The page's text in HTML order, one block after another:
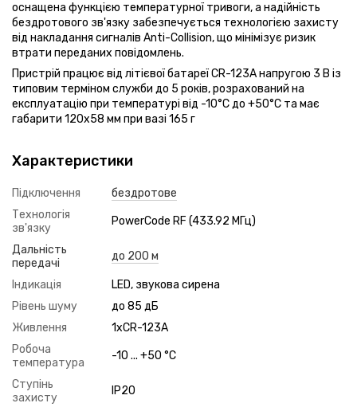
оснащена функцією температурної тривоги, а надійність
бездротового зв'язку забезпечується технологією захисту
від накладання сигналів Anti-Collision, що мінімізує ризик
втрати переданих повідомлень.
Пристрій працює від літієвої батареї CR-123A напругою 3 В із
типовим терміном служби до 5 років, розрахований на
експлуатацію при температурі від -10°C до +50°C та має
габарити 120x58 мм при вазі 165 г
Характеристики
Підключення
бездротове
Технологія
зв'язку
PowerCode RF (433.92 МГц)
Дальність
передачі
до 200 м
Індикація
LED, звукова сирена
Рівень шуму
до 85 дБ
Живлення
1xCR-123A
Робоча
температура
-10 ... +50 °C
Ступінь
захисту
IP20